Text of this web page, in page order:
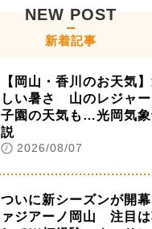
NEW POST
新着記事
【岡山・香川のお天気
しい暑さ 山のレジャー
子園の天気も…光岡気
説
2026/08/07
ついに新シーズンが開
ァジアーノ岡山 注目は